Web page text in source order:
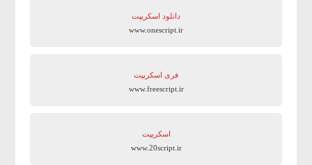
دانلود اسکریپت
www.onescript.ir
فری اسکریپت
www.freescript.ir
اسکریپت
www.20script.ir